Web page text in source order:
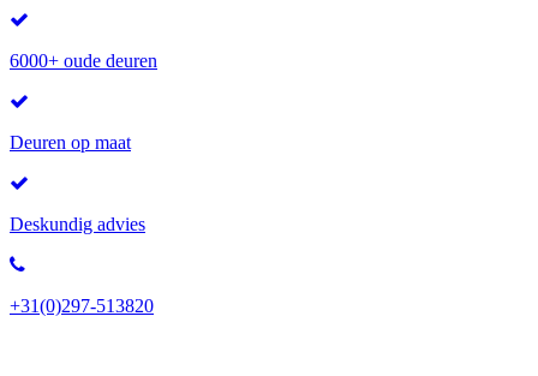
6000+ oude deuren
Deuren op maat
Deskundig advies
+31(0)297-513820